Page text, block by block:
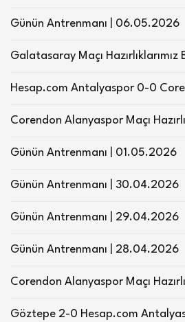
Günün Antrenmanı | 06.05.2026
Galatasaray Maçı Hazırlıklarımız
Hesap.com Antalyaspor 0-0
Corendon Alanyaspor Maçı
Günün Antrenmanı | 01.05.2026
Günün Antrenmanı | 30.04.2026
Günün Antrenmanı | 29.04.2026
Günün Antrenmanı | 28.04.2026
Corendon Alanyaspor Maçı
Göztepe 2-0 Hesap.com